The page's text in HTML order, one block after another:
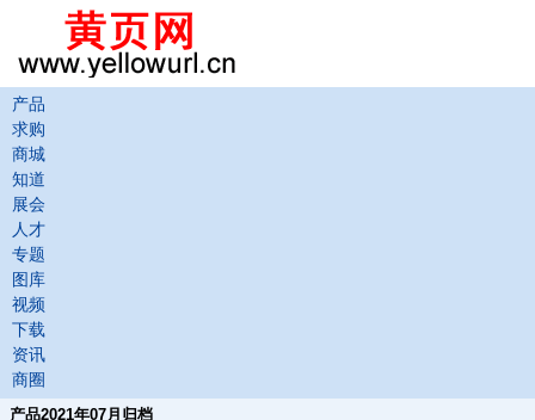
产品
求购
商城
知道
展会
人才
专题
图库
视频
下载
资讯
商圈
产品2021年07月归档